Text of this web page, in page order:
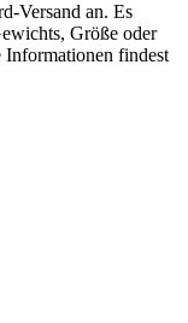
Versand an. Es
Größe oder
Informationen findest